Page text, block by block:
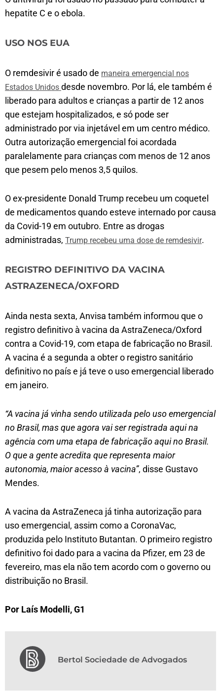
hepatite C e o ebola.
USO NOS EUA
O remdesivir é usado de maneira emergencial nos
Estados Unidos desde novembro. Por lá, ele também é
liberado para adultos e crianças a partir de 12 anos
que estejam hospitalizados, e só pode ser
administrado por via injetável em um centro médico.
Outra autorização emergencial foi acordada
paralelamente para crianças com menos de 12 anos
que pesem pelo menos 3,5 quilos.
O ex-presidente Donald Trump recebeu um coquetel
de medicamentos quando esteve internado por causa
da Covid-19 em outubro. Entre as drogas
administradas, Trump recebeu uma dose de remdesivir.
REGISTRO DEFINITIVO DA VACINA
ASTRAZENECA/OXFORD
Ainda nesta sexta, Anvisa também informou que o
registro definitivo à vacina da AstraZeneca/Oxford
contra a Covid-19, com etapa de fabricação no Brasil.
A vacina é a segunda a obter o registro sanitário
definitivo no país e já teve o uso emergencial liberado
em janeiro.
“A vacina já vinha sendo utilizada pelo uso emergencial
no Brasil, mas que agora vai ser registrada aqui na
agência com uma etapa de fabricação aqui no Brasil.
O que a gente acredita que representa maior
autonomia, maior acesso à vacina”, disse Gustavo
Mendes.
A vacina da AstraZeneca já tinha autorização para
uso emergencial, assim como a CoronaVac,
produzida pelo Instituto Butantan. O primeiro registro
definitivo foi dado para a vacina da Pfizer, em 23 de
fevereiro, mas ela não tem acordo com o governo ou
distribuição no Brasil.
Por Laís Modelli, G1
Bertol Sociedade de Advogados